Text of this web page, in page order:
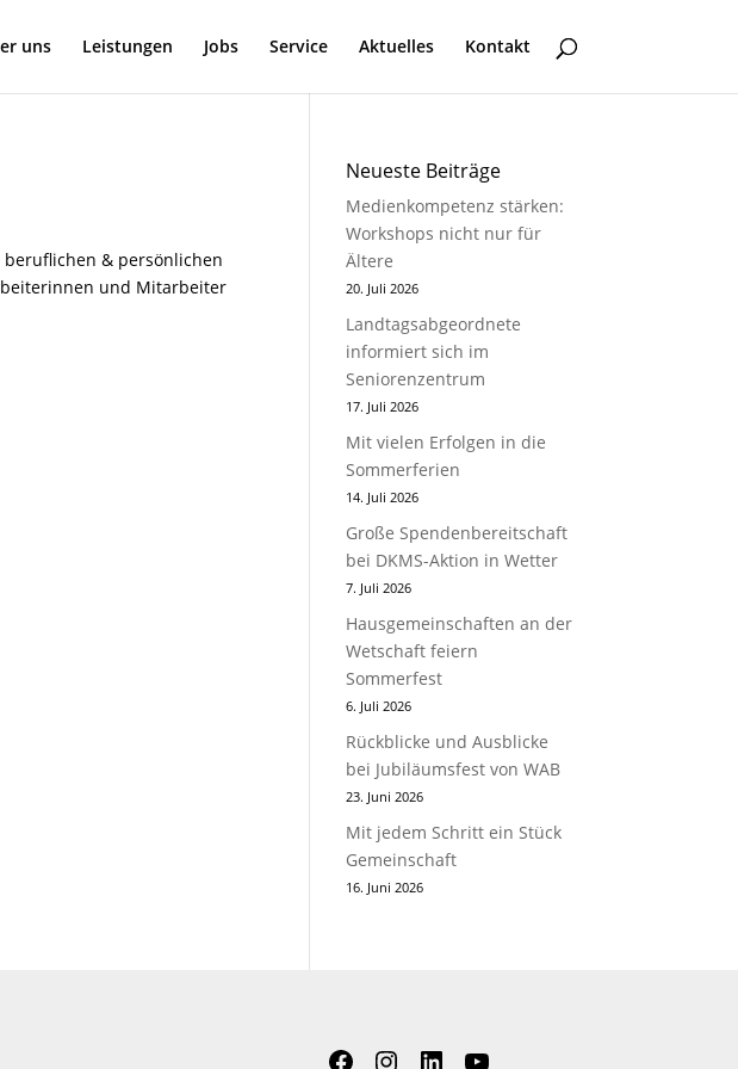
uns Leistungen Jobs Service Aktuelles Kontakt
beruflichen & persönlichen
und Mitarbeiter
Neueste Beiträge
Medienkompetenz stärken:
Workshops nicht nur für
Ältere
20. Juli 2026
Landtagsabgeordnete
informiert sich im
Seniorenzentrum
17. Juli 2026
Mit vielen Erfolgen in die
Sommerferien
14. Juli 2026
Große Spendenbereitschaft
bei DKMS-Aktion in Wetter
7. Juli 2026
Hausgemeinschaften an der
Wetschaft feiern
Sommerfest
6. Juli 2026
Rückblicke und Ausblicke
bei Jubiläumsfest von WAB
23. Juni 2026
Mit jedem Schritt ein Stück
Gemeinschaft
16. Juni 2026
Facebook
Instagram
LinkedInYouTube